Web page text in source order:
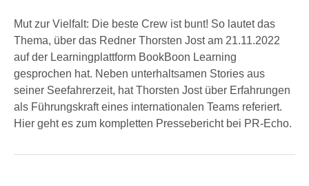
Mut zur Vielfalt: Die beste Crew ist bunt! So lautet das
Thema, über das Redner Thorsten Jost am 21.11.2022
auf der Learningplattform BookBoon Learning
gesprochen hat. Neben unterhaltsamen Stories aus
seiner Seefahrerzeit, hat Thorsten Jost über Erfahrungen
als Führungskraft eines internationalen Teams referiert.
Hier geht es zum kompletten Pressebericht bei PR-Echo.